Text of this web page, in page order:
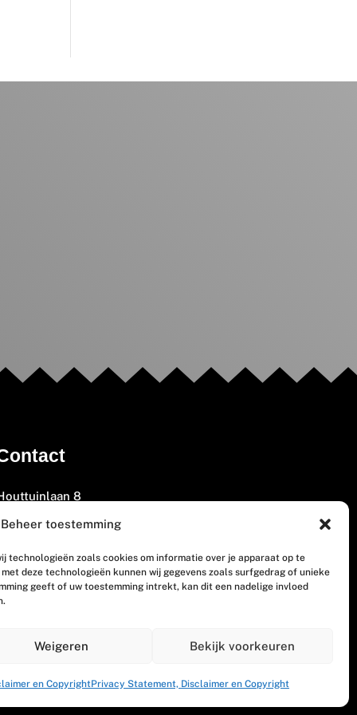
Beheer toestemming
technologieën zoals cookies om informatie over je apparaat op te
deze technologieën kunnen wij gegevens zoals surfgedrag of unieke
geeft of uw toestemming intrekt, kan dit een nadelige invloed
Weigeren Bekijk voorkeuren
en CopyrightPrivacy Statement, Disclaimer en Copyright
8
GM Woerden
405 200
disclaimer en copyright